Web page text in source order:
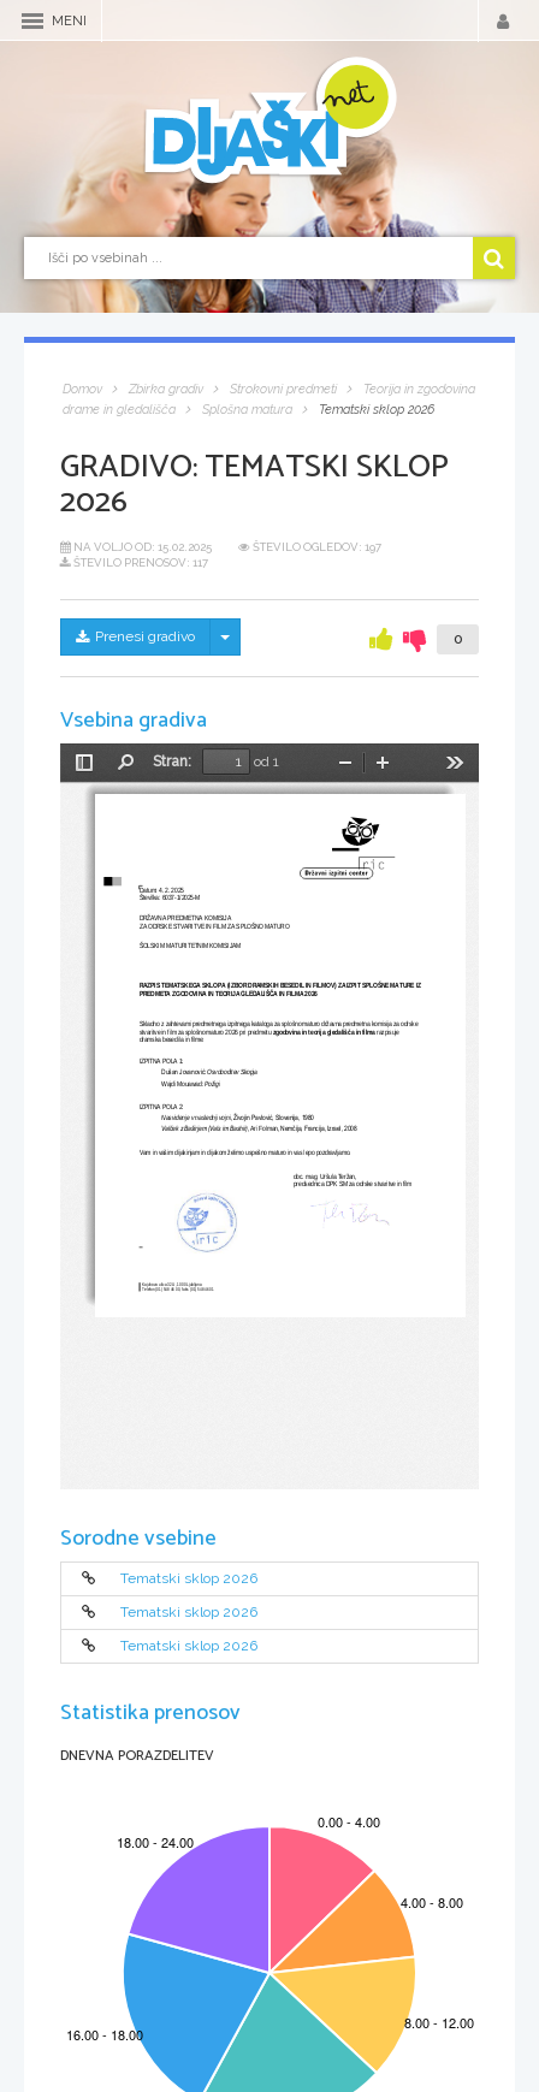
MENI
Domov Zbirka gradiv Strokovni predmeti
Teorija in zgodovina
drame in gledališča
Splošna matura Tematski sklop 2026
GRADIVO:TEMATSKI SKLOP
2026
NA VOLJO OD: 15.02.2025
ŠTEVILO OGLEDOV: 197
ŠTEVILO PRENOSOV: 117
Prenesi gradivo Skrij/prikaži meni 0
Vsebina gradiva
Preklopi
stransko
Stran:
od 1
Pomanjšaj
Telefon (01) 548 46 00, faks (01) 548 46 01
Datum: 4. 2. 2025
Številka: 6037 -1/2025-M
DRŽAVNA PREDMETNA KOMISIJA
ZA ODRSKE STVARITVE IN FILM ZA SPLOŠNO MATURO
ŠOLSKIM MATURITETNIM KOMISIJAM
RAZPIS TEMATSKEGA SKLOPA (IZBOR DRAMSKIH BESEDIL IN FILMOV) ZA IZPIT SPLOŠNE MATURE IZ
PREDMETA ZGODOVINA IN TEORIJA GLEDALIŠČA IN FILMA 2026
Skladno z zahtevami predmetnega izpitnega kataloga za splošno maturo državna predmetna komisija za odrske
stvaritve in film za splošno maturo 2026 pri predmetu zgodovina in teorija gledališč a in filma razpisuje
dramska besedila in filme:
IZPITNA POLA 1:
Dušan Jovanović: Osvoboditev Skopja
Wajdi Mouawad: Požigi
IZPITNA POLA 2:
Nasvidenje v naslednji vojni, Živojin Pavlović, Slovenija, 1980
Valček z Baširjem (Vals im Bashir), Ari Folman , Nemčija, Francija, Izrael, 2008
Vam in vašim dijakinjam in dijakom želimo uspešno maturo in vas lepo pozdravljamo.
doc . mag. Uršula Teržan
predsednica DPK SM za odrske stvaritve in film
Sorodne vsebine
Tematski sklop 2026
Tematski sklop 2026
Tematski sklop 2026
Statistika prenosov
DNEVNA PORAZDELITEV